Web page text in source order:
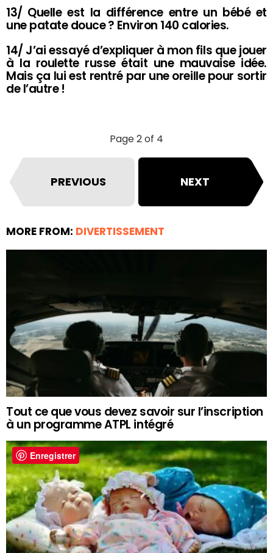
13/ Quelle est la différence entre un bébé et
une patate douce ? Environ 140 calories.
14/ J’ai essayé d’expliquer à mon fils que jouer
à la roulette russe était une mauvaise idée.
Mais ça lui est rentré par une oreille pour sortir
de l’autre !
Page 2 of 4
PREVIOUS NEXT
MORE FROM: DIVERTISSEMENT
Tout ce que vous devez savoir sur l’inscription
à un programme ATPL intégré
Enregistrer